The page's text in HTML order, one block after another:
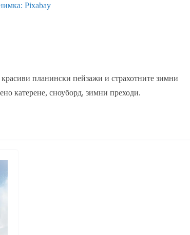
Pixabay
планински пейзажи и страхотните зимни
катерене, сноуборд, зимни преходи.